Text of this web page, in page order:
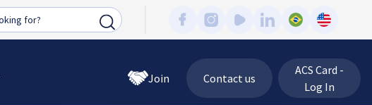
Join Contact us
ACS Card -
Log In